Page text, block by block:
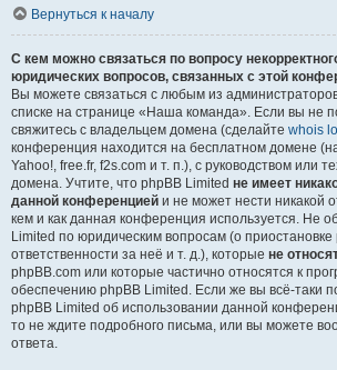
Вернуться к началу
С кем можно связаться по вопросу
юридических вопросов, связанных с этой
Вы можете связаться с любым из
списке на странице «Наша команда». Если вы не
свяжитесь с владельцем домена (сделайте whois
конференция находится на бесплатном домене
Yahoo!, free.fr, f2s.com и т. п.), с руководством или
домена. Учтите, что phpBB Limited не имеет
данной конференцией и не может нести никакой
кем и как данная конференция используется. Не
Limited по юридическим вопросам (о
ответственности за неё и т. д.), которые не
phpBB.com или которые частично относятся к
обеспечению phpBB Limited. Если же вы всё-таки
phpBB Limited об использовании данной
то не ждите подробного письма, или вы можете
ответа.